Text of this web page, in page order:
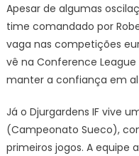
Apesar de algumas
time comandado por
vaga nas competições
vê na Conference
manter a confiança em
Já o Djurgardens IF vive
(Campeonato Sueco),
primeiros jogos. A equipe